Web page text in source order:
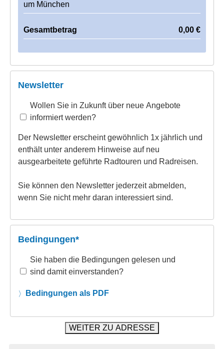
um München
Gesamtbetrag 0,00€
Newsletter
Wollen Sie in Zukunft über neue Angebote
informiert werden?
Der Newsletter erscheint gewöhnlich 1x jährlich und
enthält unter anderem Hinweise auf neu
ausgearbeitete geführte Radtouren und Radreisen.
Sie können den Newsletter jederzeit abmelden,
wenn Sie nicht mehr daran interessiert sind.
Bedingungen*
Sie haben die Bedingungen gelesen und
sind damit einverstanden?
Bedingungen als PDF